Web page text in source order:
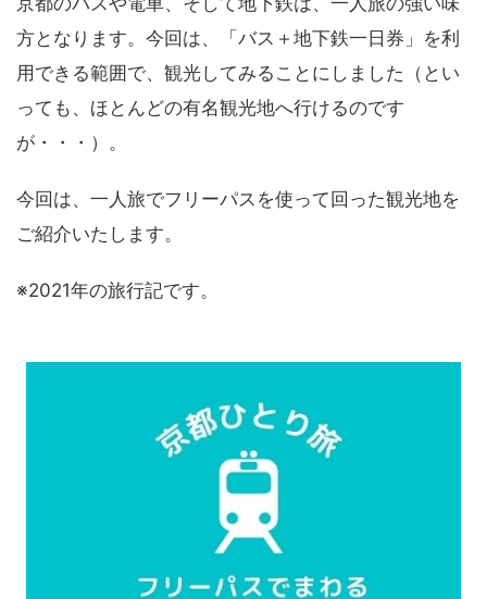
方となります。今回は、「バス＋地下鉄一日券」を利
用できる範囲で、観光してみることにしました（とい
っても、ほとんどの有名観光地へ行けるのです
が・・・）。
今回は、一人旅でフリーパスを使って回った観光地を
ご紹介いたします。
※2021年の旅行記です。